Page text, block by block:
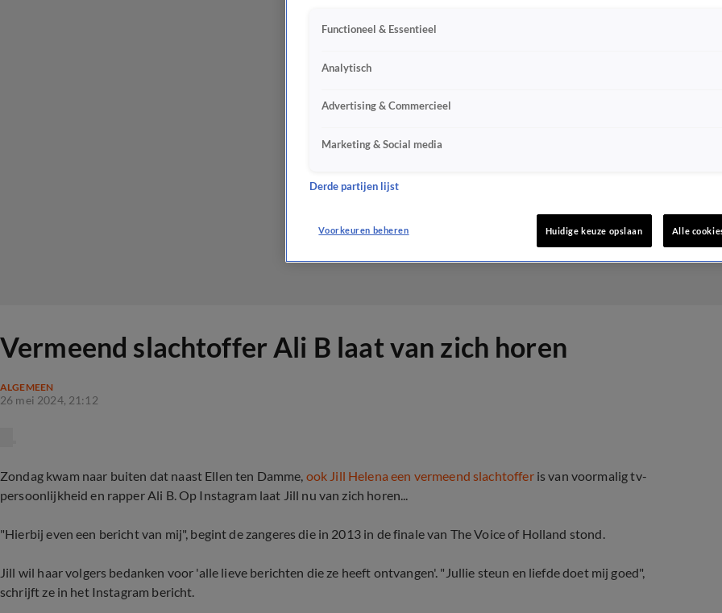
Vermeend slachtoffer Ali B laat van zich horen
ALGEMEEN
26 mei 2024, 21:12
Zondag kwam naar buiten dat naast Ellen ten Damme, ook Jill Helena een vermeend slachtofferis van voormalig tv-
persoonlijkheid en rapper Ali B. Op Instagram laat Jill nu van zich horen...
"Hierbij even een bericht van mij", begint de zangeres die in 2013 in de finale van The Voice of Holland stond.
Jill wil haar volgers bedanken voor 'alle lieve berichten die ze heeft ontvangen'. "Jullie steun en liefde doet mij goed",
schrijft ze in het Instagram bericht.
Functioneel & Essentieel
Analytisch
Advertising & Commercieel
Marketing & Social media
Derde partijen lijst
Voorkeuren beheren Huidige keuze opslaan Alle